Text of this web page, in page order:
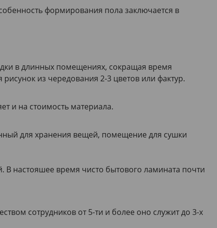
формирования пола заключается в
в длинных помещениях, сокращая время
из чередования 2-3 цветов или фактур.
и на стоимость материала.
для хранения вещей, помещение для сушки
В настояшее время чисто бытового ламината почти
сотрудников от 5-ти и более оно служит до 3-х